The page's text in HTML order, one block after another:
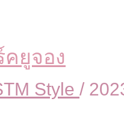
คยูจอง
Style /